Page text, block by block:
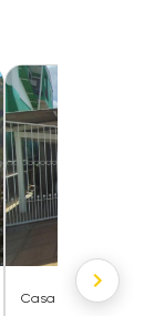
Casa para venda